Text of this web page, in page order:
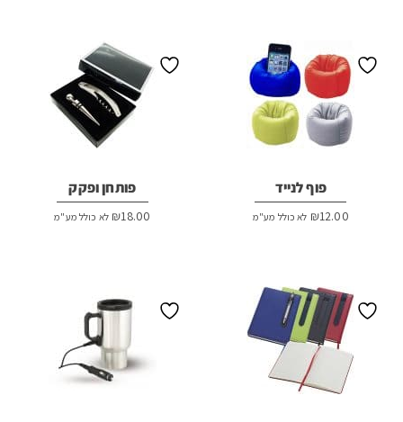
פוף לנייד
₪12.00 לא כולל מע"מ
פותחן ופקק
₪18.00 לא כולל מע"מ